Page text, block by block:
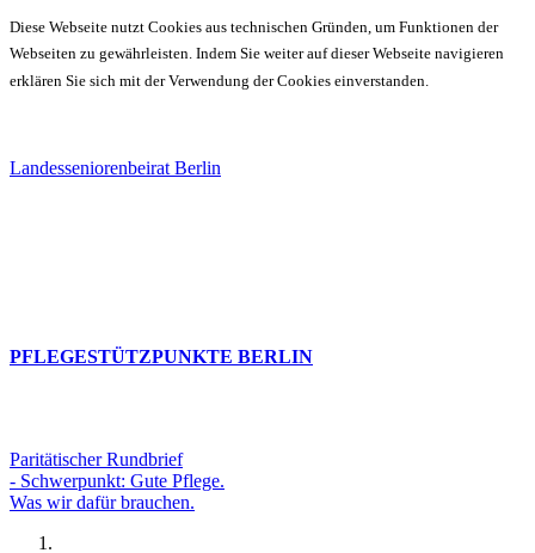
Diese Webseite nutzt Cookies aus technischen Gründen, um Funktionen der
Webseiten zu gewährleisten. Indem Sie weiter auf dieser Webseite navigieren
erklären Sie sich mit der Verwendung der Cookies einverstanden.
Landesseniorenbeirat Berlin
PFLEGESTÜTZPUNKTE BERLIN
Paritätischer Rundbrief
- Schwerpunkt: Gute Pflege.
Was wir dafür brauchen.